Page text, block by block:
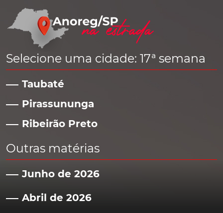
Selecione uma cidade: 17ª semana
Taubaté
Pirassununga
Ribeirão Preto
Outras matérias
Junho de 2026
Abril de 2026